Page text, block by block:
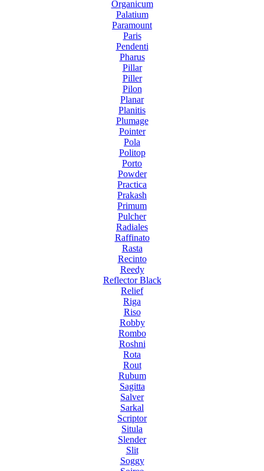
Organicum
Palatium
Paramount
Paris
Pendenti
Pharus
Pillar
Piller
Pilon
Planar
Planitis
Plumage
Pointer
Pola
Politop
Porto
Powder
Practica
Prakash
Primum
Pulcher
Radiales
Raffinato
Rasta
Recinto
Reedy
Reflector Black
Relief
Riga
Riso
Robby
Rombo
Roshni
Rota
Rout
Rubum
Sagitta
Salver
Sarkal
Scriptor
Situla
Slender
Slit
Soggy